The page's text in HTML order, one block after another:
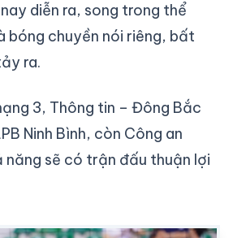
diễn ra, song trong thể
bóng chuyền nói riêng, bất
ra.
3, Thông tin – Đông Bắc
Ninh Bình, còn Công an
năng sẽ có trận đấu thuận lợi